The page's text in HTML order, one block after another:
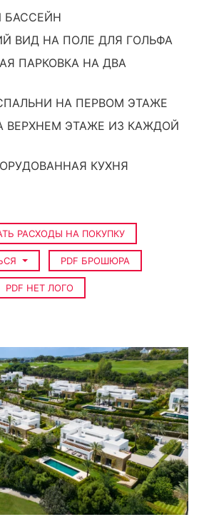
БАССЕЙН
ВИД НА ПОЛЕ ДЛЯ ГОЛЬФА
ПАРКОВКА НА ДВА
НА ПЕРВОМ ЭТАЖЕ
ВЕРХНЕМ ЭТАЖЕ ИЗ КАЖДОЙ
КУХНЯ
РАСХОДЫ НА ПОКУПКУ
PDF БРОШЮРА
PDF НЕТ ЛОГО